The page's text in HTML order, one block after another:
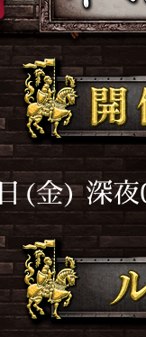
(金) 深